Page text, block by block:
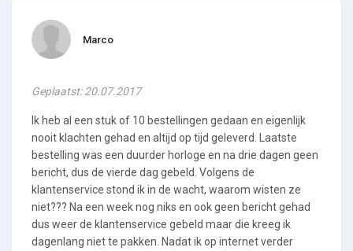
Marco
Geplaatst: 20.07.2017
Ik heb al een stuk of 10 bestellingen gedaan en eigenlijk
nooit klachten gehad en altijd op tijd geleverd. Laatste
bestelling was een duurder horloge en na drie dagen geen
bericht, dus de vierde dag gebeld. Volgens de
klantenservice stond ik in de wacht, waarom wisten ze
niet??? Na een week nog niks en ook geen bericht gehad
dus weer de klantenservice gebeld maar die kreeg ik
dagenlang niet te pakken. Nadat ik op internet verder